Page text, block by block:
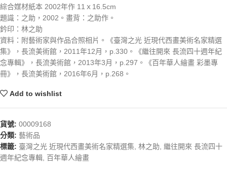
綜合媒材紙本 2002年作 11ｘ16.5cm
題識：之助，2002。畫背：之助作。
鈐印：林之助
資料：附藝術家與作品合照相片。《臺灣之光 近現代西畫美術名家精選
集》，長流美術館，2011年12月，p.330。《繼往開來 長流四十週年紀
念專輯》，長流美術館，2013年3月，p.297。《百年華人繪畫 彩墨專
冊》，長流美術館，2016年6月，p.268。
Add to wishlist
貨號: 00009168
分類: 藝術品
標籤: 臺灣之光 近現代西畫美術名家精選集 林之助 繼往開來 長流四十
週年紀念專輯 百年華人繪畫